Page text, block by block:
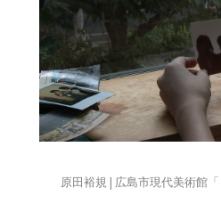
原田裕規 | 広島市現代美術館「